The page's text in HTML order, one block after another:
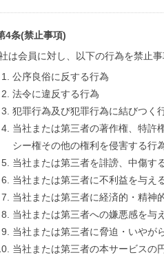
4条(禁止事項)
は会員に対し、以下の行為を禁止事
公序良俗に反する行為
法令に違反する行為
犯罪行為及び犯罪行為に結びつく
当社または第三者の著作権、特許
シー権その他の権利を侵害する行
当社または第三者を誹謗、中傷す
当社または第三者に不利益を与え
当社または第三者に経済的・精神
当社または第三者への嫌悪感を与
当社または第三者に脅迫・いやが
当社または第三者の本サービスの